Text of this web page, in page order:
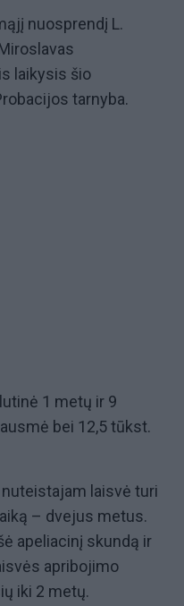
nuosprendį L.
laikysis šio
tarnyba.
1 metų ir 9
bei 12,5 tūkst.
nuteistajam laisvė turi
– dvejus metus.
apeliacinį skundą ir
apribojimo
iki 2 metų.